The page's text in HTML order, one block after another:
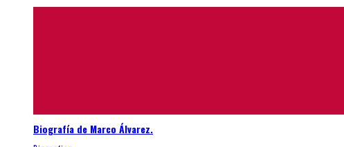
Biografía de Marco Álvarez.